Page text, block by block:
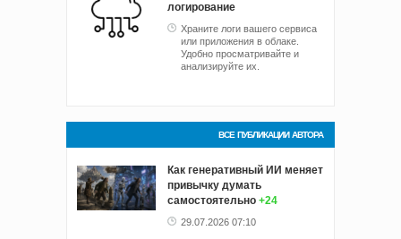
логирование
Храните логи вашего сервиса
или приложения в облаке.
Удобно просматривайте и
анализируйте их.
ВСЕ ПУБЛИКАЦИИ АВТОРА
Как генеративный ИИ меняет
привычку думать
самостоятельно +24
29.07.2026 07:10